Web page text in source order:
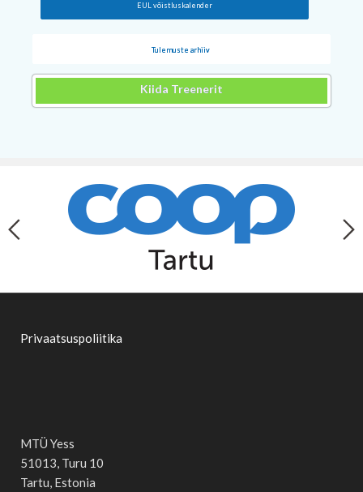
EUL võistluskalender
Tulemuste arhiiv
Kiida Treenerit
Privaatsuspoliitika
MTÜ Yess
51013, Turu 10
Tartu, Estonia